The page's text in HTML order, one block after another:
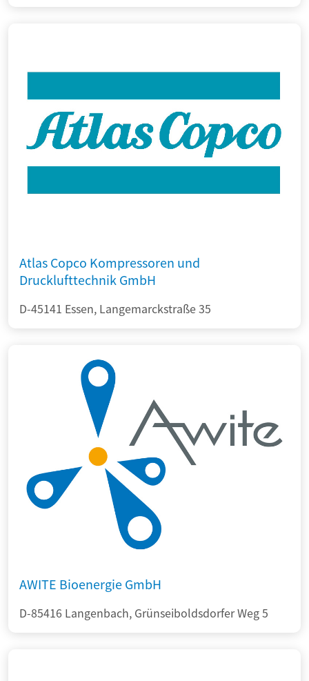
Atlas Copco Kompressoren und
Drucklufttechnik GmbH
D-45141 Essen, Langemarckstraße 35
AWITE Bioenergie GmbH
D-85416 Langenbach, Grünseiboldsdorfer Weg 5